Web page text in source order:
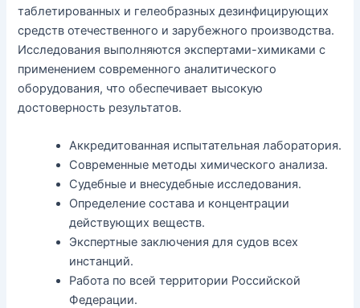
таблетированных и гелеобразных дезинфицирующих
средств отечественного и зарубежного производства.
Исследования выполняются экспертами-химиками с
применением современного аналитического
оборудования, что обеспечивает высокую
достоверность результатов.
Аккредитованная испытательная лаборатория.
Современные методы химического анализа.
Судебные и внесудебные исследования.
Определение состава и концентрации
действующих веществ.
Экспертные заключения для судов всех
инстанций.
Работа по всей территории Российской
Федерации.